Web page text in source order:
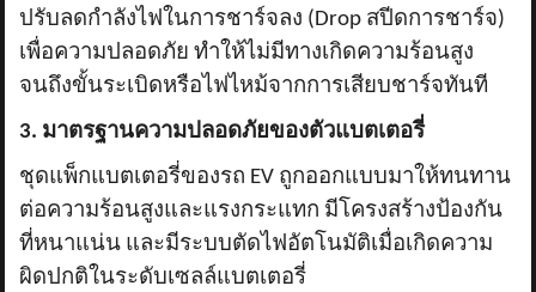
ปรับลดกำลังไฟในการชาร์จลง (Drop สปีดการชาร์จ)
เพื่อความปลอดภัย ทำให้ไม่มีทางเกิดความร้อนสูง
จนถึงขั้นระเบิดหรือไฟไหม้จากการเสียบชาร์จทันที
3. มาตรฐานความปลอดภัยของตัวแบตเตอรี่
ชุดแพ็กแบตเตอรี่ของรถ EV ถูกออกแบบมาให้ทนทาน
ต่อความร้อนสูงและแรงกระแทก มีโครงสร้างป้องกัน
ที่หนาแน่น และมีระบบตัดไฟอัตโนมัติเมื่อเกิดความ
ผิดปกติในระดับเซลล์แบตเตอรี่